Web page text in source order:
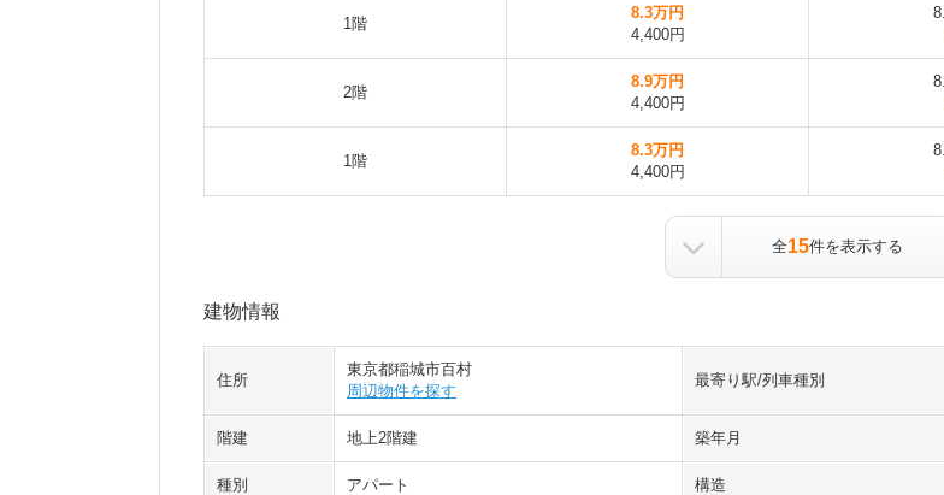
1階
8.3万円
4,400円
2階
8.9万円
4,400円
1階
8.3万円
4,400円
全15件を表示する
建物情報
住所
東京都稲城市百村
周辺物件を探す
最寄り駅/列車種別
階建 地上2階建 築年月
種別 アパート 構造